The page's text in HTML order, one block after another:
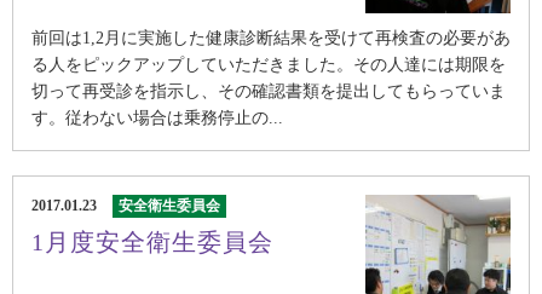
前回は1,2月に実施した健康診断結果を受けて再検査の必要があ
る人をピックアップしていただきました。その人達には期限を
切って再受診を指示し、その確認書類を提出してもらっていま
す。従わない場合は乗務停止の...
2017.01.23 安全衛生委員会
1月度安全衛生委員会